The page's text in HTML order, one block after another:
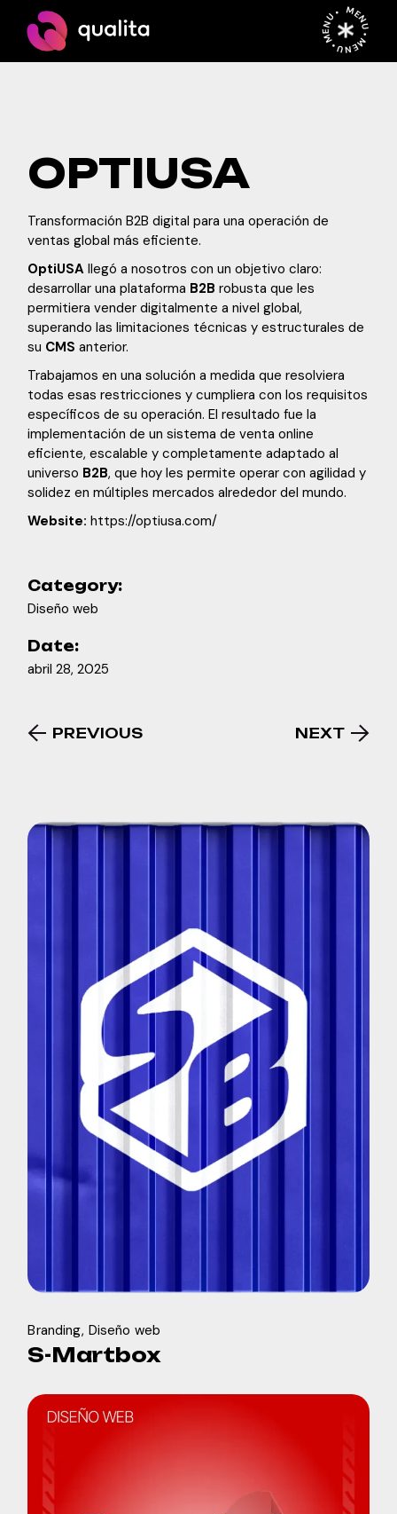
content MENU • MENU • MENU •
OPTIUSA
Transformación B2B digital para una operación de
ventas global más eficiente.
OptiUSA llegó a nosotros con un objetivo claro:
desarrollar una plataforma B2B robusta que les
permitiera vender digitalmente a nivel global,
superando las limitaciones técnicas y estructurales de
su CMS anterior.
Trabajamos en una solución a medida que resolviera
todas esas restricciones y cumpliera con los requisitos
específicos de su operación. El resultado fue la
implementación de un sistema de venta online
eficiente, escalable y completamente adaptado al
universo B2B, que hoy les permite operar con agilidad y
solidez en múltiples mercados alrededor del mundo.
Website:https://optiusa.com/
Category:
Diseño web
Date:
abril 28, 2025
PREVIOUS NEXT
Branding Diseño web
S-Martbox